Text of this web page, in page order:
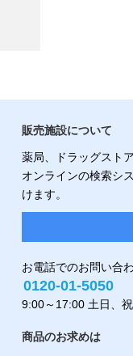
販売施設について
薬局、ドラッグスト
オンラインの検索シ
けます。
お電話でのお問い合わ
0120-01-5050
9:00～17:00 土日、
商品のお求めは